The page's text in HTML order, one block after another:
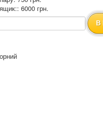
6000 грн.
В